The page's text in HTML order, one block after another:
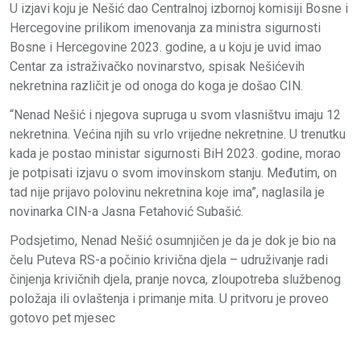
U izjavi koju je Nešić dao Centralnoj izbornoj komisiji Bosne i
Hercegovine prilikom imenovanja za ministra sigurnosti
Bosne i Hercegovine 2023. godine, a u koju je uvid imao
Centar za istraživačko novinarstvo, spisak Nešićevih
nekretnina različit je od onoga do koga je došao CIN.
“Nenad Nešić i njegova supruga u svom vlasništvu imaju 12
nekretnina. Većina njih su vrlo vrijedne nekretnine. U trenutku
kada je postao ministar sigurnosti BiH 2023. godine, morao
je potpisati izjavu o svom imovinskom stanju. Međutim, on
tad nije prijavo polovinu nekretnina koje ima”, naglasila je
novinarka CIN-a Jasna Fetahović Subašić.
Podsjetimo, Nenad Nešić osumnjičen je da je dok je bio na
čelu Puteva RS-a počinio krivična djela – udruživanje radi
činjenja krivičnih djela, pranje novca, zloupotreba službenog
položaja ili ovlaštenja i primanje mita. U pritvoru je proveo
gotovo pet mjesec